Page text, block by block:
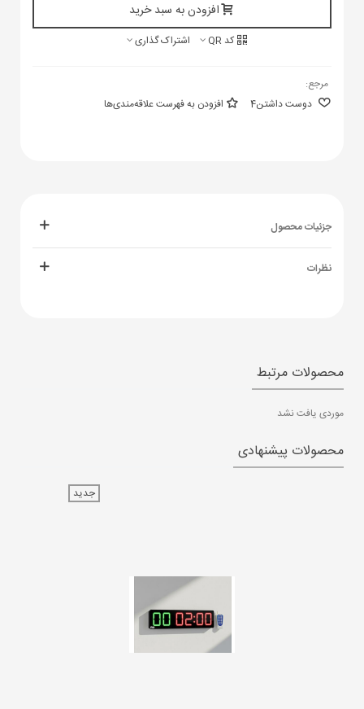
افزودن به سبد خرید
کد QR اشتراک گذاری
مرجع:
دوست داشتن4 افزودن به فهرست علاقه‌مندی‌ها
جزئیات محصول
نظرات
محصولات مرتبط
موردی یافت نشد
محصولات پیشنهادی
جدید